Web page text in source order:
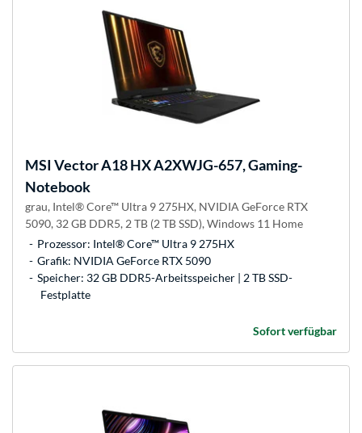
MSI Vector A18 HX A2XWJG-657, Gaming-
Notebook
grau, Intel® Core™ Ultra 9 275HX, NVIDIA GeForce RTX
5090, 32 GB DDR5, 2 TB (2 TB SSD), Windows 11 Home
Prozessor: Intel® Core™ Ultra 9 275HX
Grafik: NVIDIA GeForce RTX 5090
Speicher: 32 GB DDR5-Arbeitsspeicher | 2 TB SSD-
Festplatte
Sofort verfügbar